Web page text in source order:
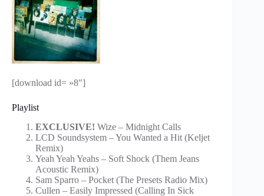
[download id= »8″]
Playlist
EXCLUSIVE! Wize – Midnight Calls
LCD Soundsystem – You Wanted a Hit (Keljet
Remix)
Yeah Yeah Yeahs – Soft Shock (Them Jeans
Acoustic Remix)
Sam Sparro – Pocket (The Presets Radio Mix)
Cullen – Easily Impressed (Calling In Sick